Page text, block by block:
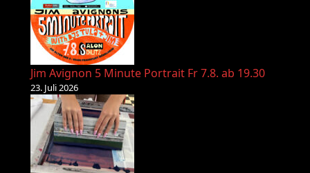
Jim Avignon 5 Minute Portrait Fr 7.8. ab 19.30
23. Juli 2026